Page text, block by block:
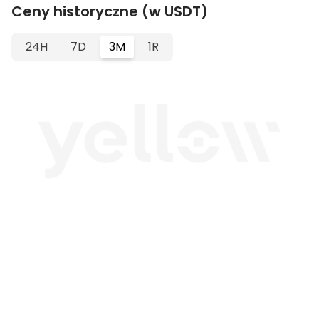
Ceny historyczne (w USDT)
24H 7D 3M 1R